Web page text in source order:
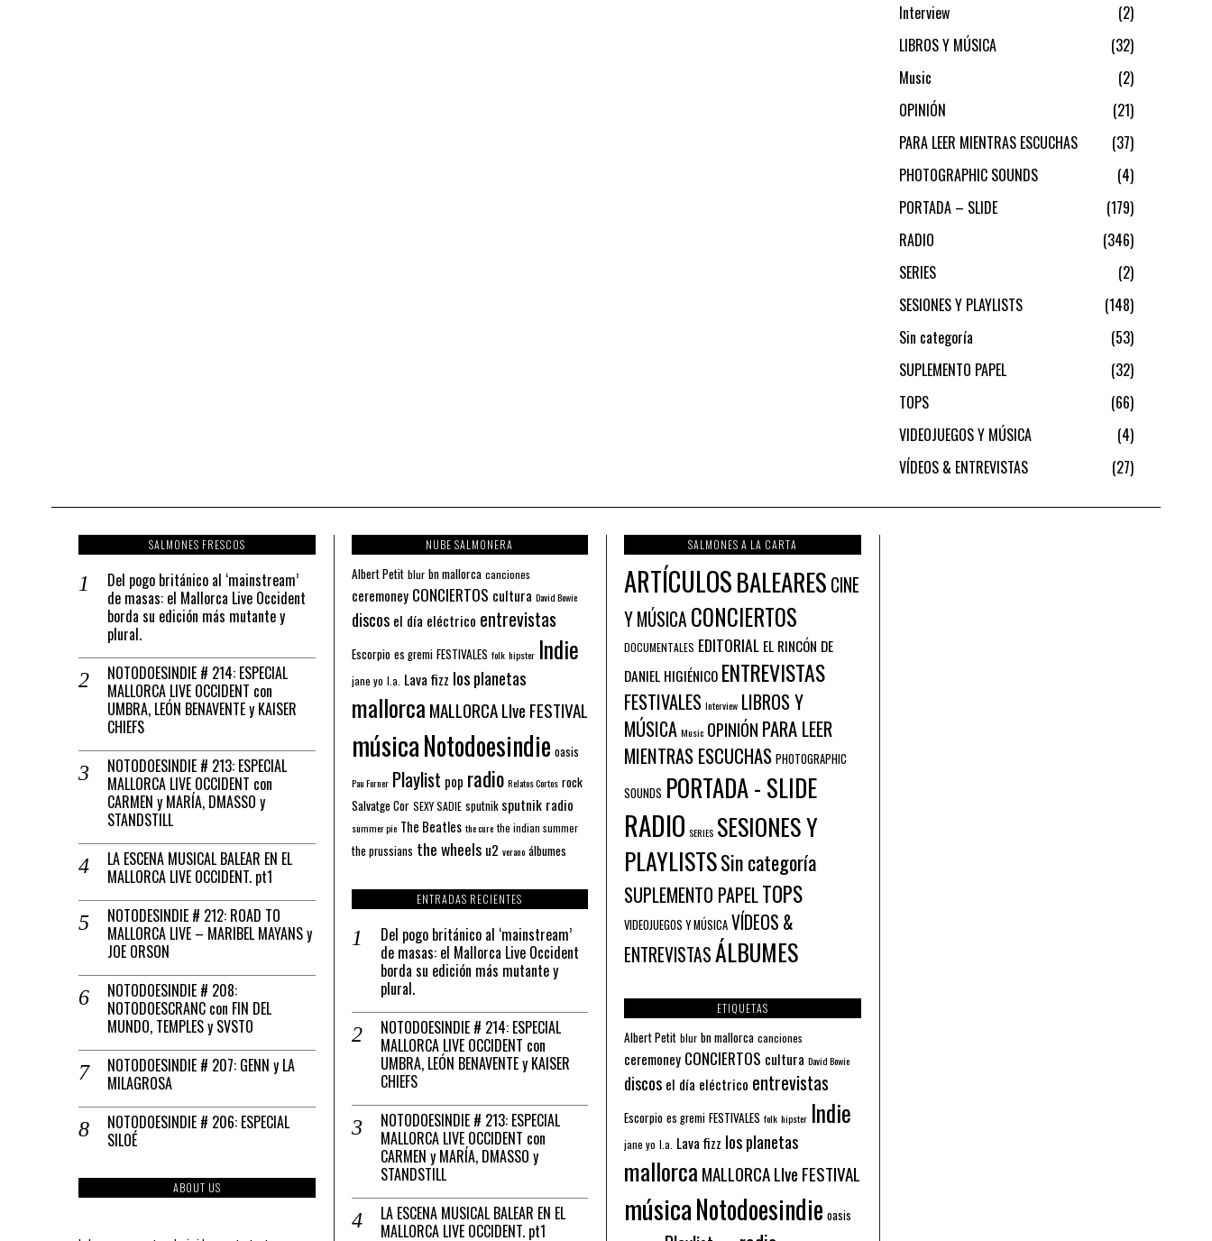
Interview
2
LIBROS Y MÚSICA
32
Music
2
OPINIÓN
21
PARA LEER MIENTRAS ESCUCHAS
37
PHOTOGRAPHIC SOUNDS
4
PORTADA – SLIDE
179
RADIO
346
SERIES
2
SESIONES Y PLAYLISTS
148
Sin categoría
53
SUPLEMENTO PAPEL
32
TOPS
66
VIDEOJUEGOS Y MÚSICA
4
VÍDEOS & ENTREVISTAS
27
SALMONES FRESCOS
Del pogo británico al ‘mainstream’
de masas: el Mallorca Live Occident
borda su edición más mutante y
plural.
NOTODOESINDIE # 214: ESPECIAL
MALLORCA LIVE OCCIDENT con
UMBRA, LEÓN BENAVENTE y KAISER
CHIEFS
NOTODOESINDIE # 213: ESPECIAL
MALLORCA LIVE OCCIDENT con
CARMEN y MARÍA, DMASSO y
STANDSTILL
LA ESCENA MUSICAL BALEAR EN EL
MALLORCA LIVE OCCIDENT. pt1
NOTODESINDIE # 212: ROAD TO
MALLORCA LIVE – MARIBEL MAYANS y
JOE ORSON
NOTODOESINDIE # 208:
NOTODOESCRANC con FIN DEL
MUNDO, TEMPLES y SVSTO
NOTODOESINDIE # 207: GENN y LA
MILAGROSA
NOTODOESINDIE # 206: ESPECIAL
SILOÉ
ABOUT US
NUBE SALMONERA
Albert Petit blur bn mallorca canciones
ceremoney CONCIERTOS cultura David Bowie
discos el día eléctrico entrevistas
Escorpio es gremi FESTIVALES folk hipster Indie
jane yo l.a. Lava fizz los planetas
mallorca MALLORCA LIve FESTIVAL
músicaNotodoesindie oasis
Pau Forner Playlist pop radio Relatos Cortos rock
Salvatge Cor SEXY SADIE sputnik sputnik radio
summer pie The Beatles the cure the indian summer
the prussians the wheels u2 verano álbumes
ENTRADAS RECIENTES
Del pogo británico al ‘mainstream’
de masas: el Mallorca Live Occident
borda su edición más mutante y
plural.
NOTODOESINDIE # 214: ESPECIAL
MALLORCA LIVE OCCIDENT con
UMBRA, LEÓN BENAVENTE y KAISER
CHIEFS
NOTODOESINDIE # 213: ESPECIAL
MALLORCA LIVE OCCIDENT con
CARMEN y MARÍA, DMASSO y
STANDSTILL
LA ESCENA MUSICAL BALEAR EN EL
MALLORCA LIVE OCCIDENT. pt1
SALMONES A LA CARTA
ARTÍCULOSBALEARES CINE
Y MÚSICA CONCIERTOS
DOCUMENTALES EDITORIAL EL RINCÓN DE
DANIEL HIGIÉNICO ENTREVISTAS
FESTIVALES Interview LIBROS Y
MÚSICA Music OPINIÓN PARA LEER
MIENTRAS ESCUCHAS PHOTOGRAPHIC
SOUNDS PORTADA - SLIDE
RADIO SERIES SESIONES Y
PLAYLISTSSin categoría
SUPLEMENTO PAPELTOPS
VIDEOJUEGOS Y MÚSICA VÍDEOS &
ENTREVISTASÁLBUMES
ETIQUETAS
Albert Petit blur bn mallorca canciones
ceremoney CONCIERTOS cultura David Bowie
discos el día eléctrico entrevistas
Escorpio es gremi FESTIVALES folk hipster Indie
jane yo l.a. Lava fizz los planetas
mallorca MALLORCA LIve FESTIVAL
músicaNotodoesindie oasis